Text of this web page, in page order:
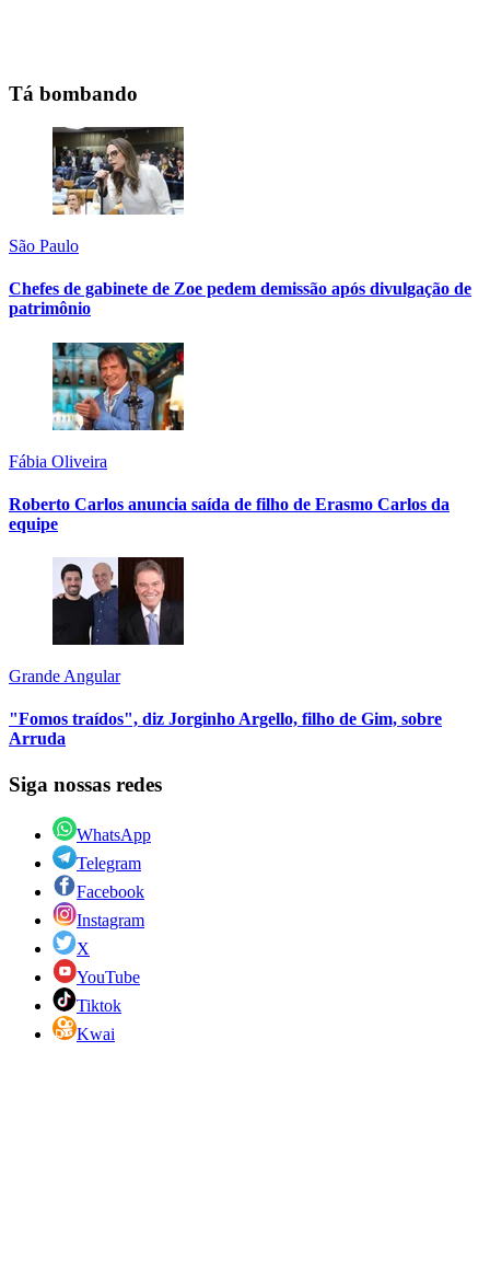
Tá bombando
São Paulo
Chefes de gabinete de Zoe pedem demissão após divulgação de
patrimônio
Fábia Oliveira
Roberto Carlos anuncia saída de filho de Erasmo Carlos da
equipe
Grande Angular
"Fomos traídos", diz Jorginho Argello, filho de Gim, sobre
Arruda
Siga nossas redes
WhatsApp
Telegram
Facebook
Instagram
X
YouTube
Tiktok
Kwai